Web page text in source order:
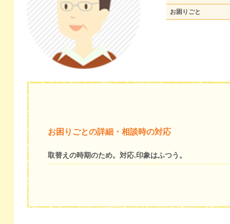
お困りごと
お困りごとの詳細・相談時の対応
取替えの時期のため。対応.印象はふつう。